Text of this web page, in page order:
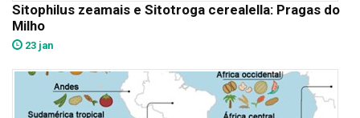
Sitophilus zeamais e Sitotroga cerealella: Pragas do
Milho
23 jan